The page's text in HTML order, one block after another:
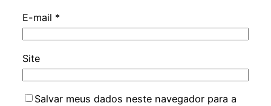
E-mail *
Site
Salvar meus dados neste navegador para a